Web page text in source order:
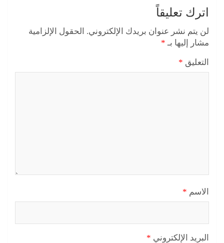
اترك تعليقاً
لن يتم نشر عنوان بريدك الإلكتروني. الحقول الإلزامية
مشار إليها بـ *
التعليق *
الاسم *
البريد الإلكتروني *